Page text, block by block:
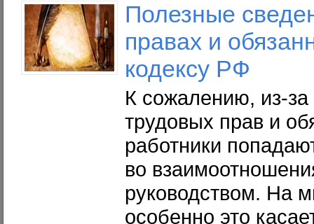
Полезные
правах и
кодексу РФ
К сожалению, из-за
трудовых прав и
работники
во
руководством. На
особенно это